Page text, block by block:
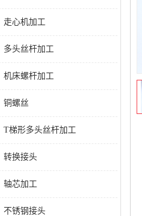
走心机加工
多头丝杆加工
机床螺杆加工
铜螺丝
T梯形多头丝杆加工
转换接头
轴芯加工
不锈钢接头